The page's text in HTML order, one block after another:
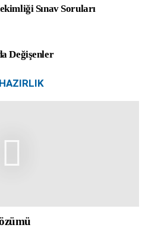
Sınav Soruları
Değişenler